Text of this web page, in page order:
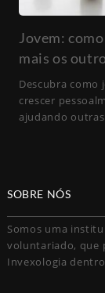
Jovem:
mais os
Descubra como
crescer
ajudando
SOBRE NÓS
Somos uma
voluntariado, que
Invexologia